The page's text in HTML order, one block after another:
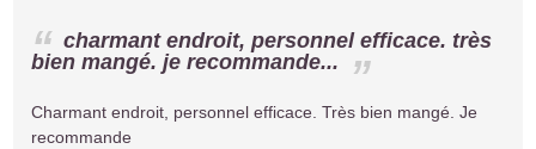
charmant endroit, personnel efficace. très
bien mangé. je recommande...
Charmant endroit, personnel efficace. Très bien mangé. Je
recommande